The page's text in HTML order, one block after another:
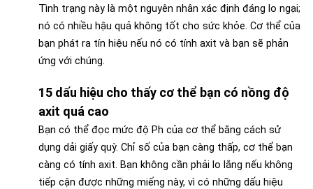
Tình trạng này là một nguyên nhân xác định đáng lo ngại;
nó có nhiều hậu quả không tốt cho sức khỏe. Cơ thể của
bạn phát ra tín hiệu nếu nó có tính axit và bạn sẽ phản
ứng với chúng.
15 dấu hiệu cho thấy cơ thể bạn có nồng độ
axit quá cao
Bạn có thể đọc mức độ Ph của cơ thể bằng cách sử
dụng dải giấy quỳ. Chỉ số của bạn càng thấp, cơ thể bạn
càng có tính axit. Bạn không cần phải lo lắng nếu không
tiếp cận được những miếng này, vì có những dấu hiệu